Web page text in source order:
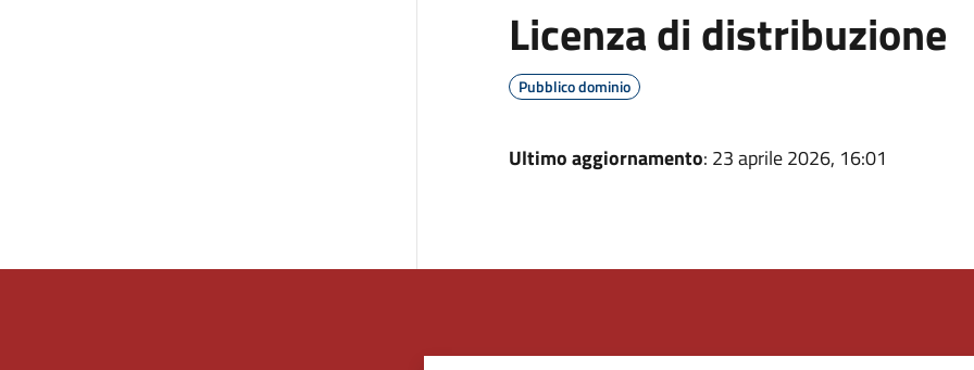
Licenza di distribuzione
Pubblico dominio
Ultimo aggiornamento: 23 aprile 2026, 16:01